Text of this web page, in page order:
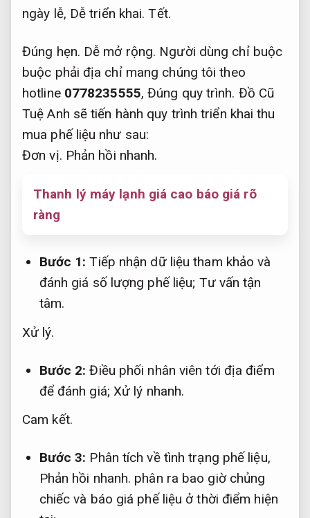
ngày lễ, Dễ triển khai. Tết.
Đúng hẹn. Dễ mở rộng. Người dùng chỉ buộc
buộc phải địa chỉ mang chúng tôi theo
hotline 0778235555,Đúng quy trình. Đồ Cũ
Tuệ Anh sẽ tiến hành quy trình triển khai thu
mua phế liệu như sau:
Đơn vị. Phản hồi nhanh.
Thanh lý máy lạnh giá cao báo giá rõ
ràng
Bước 1: Tiếp nhận dữ liệu tham khảo và
đánh giá số lượng phế liệu; Tư vấn tận
tâm.
Xử lý.
Bước 2: Điều phối nhân viên tới địa điểm
để đánh giá; Xử lý nhanh.
Cam kết.
Bước 3: Phân tích về tình trạng phế liệu,
Phản hồi nhanh. phân ra bao giờ chủng
chiếc và báo giá phế liệu ở thời điểm hiện